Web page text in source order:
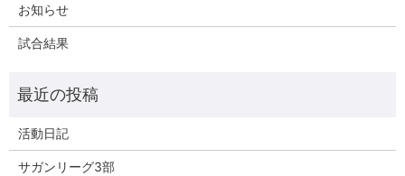
お知らせ
試合結果
活動日記
サガンリーグ3部